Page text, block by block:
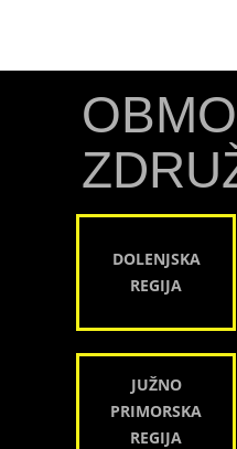
DOLENJSKA
REGIJA
JUŽNO
PRIMORSKA
REGIJA